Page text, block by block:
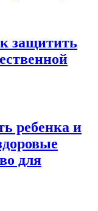
защитить
ребенка и
для